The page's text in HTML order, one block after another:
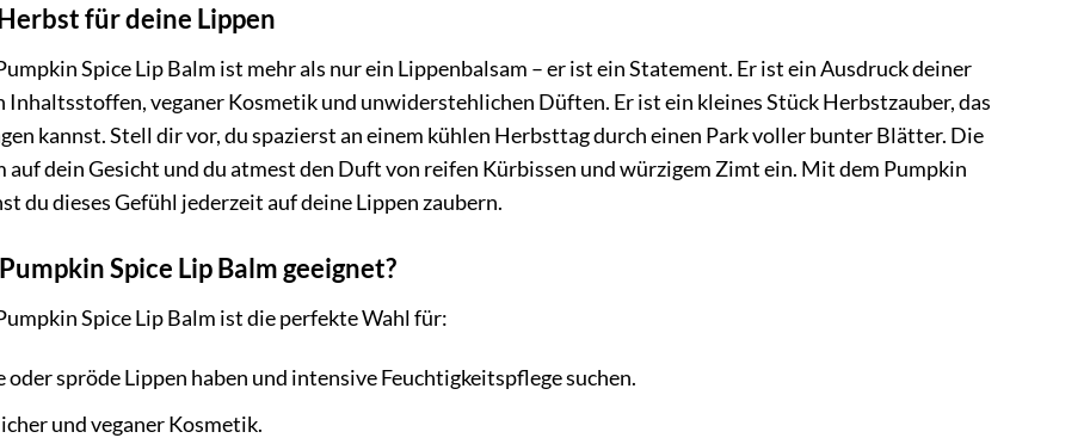
für deine Lippen
Spice Lip Balm ist mehr als nur ein Lippenbalsam – er ist ein Statement. Er ist ein Ausdruck deiner
Inhaltsstoffen, veganer Kosmetik und unwiderstehlichen Düften. Er ist ein kleines Stück Herbstzauber, das
kannst. Stell dir vor, du spazierst an einem kühlen Herbsttag durch einen Park voller bunter Blätter. Die
auf dein Gesicht und du atmest den Duft von reifen Kürbissen und würzigem Zimt ein. Mit dem Pumpkin
du dieses Gefühl jederzeit auf deine Lippen zaubern.
Spice Lip Balm geeignet?
Spice Lip Balm ist die perfekte Wahl für:
oder spröde Lippen haben und intensive Feuchtigkeitspflege suchen.
und veganer Kosmetik.